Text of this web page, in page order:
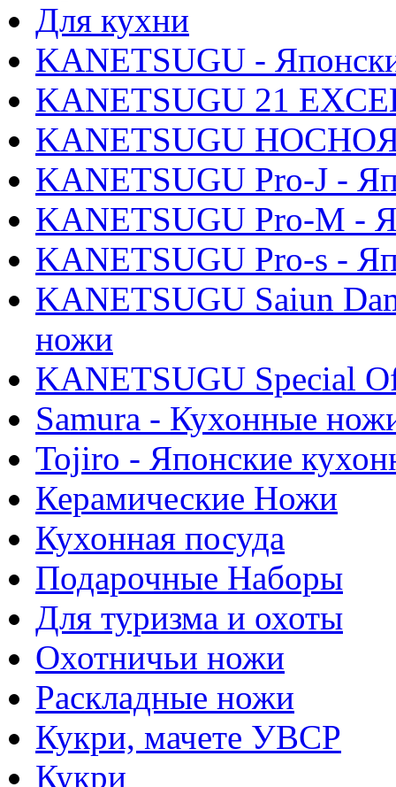
Для кухни
KANETSUGU -
KANETSUGU 21
KANETSUGU
KANETSUGU Pro-J -
KANETSUGU Pro-M -
KANETSUGU Pro-s -
KANETSUGU Saiun
ножи
KANETSUGU Special
Samura - Кухонные
Tojiro - Японские
Керамические Ножи
Кухонная посуда
Подарочные Наборы
Для туризма и охоты
Охотничьи ножи
Раскладные ножи
Кукри, мачете УВСР
Кукри